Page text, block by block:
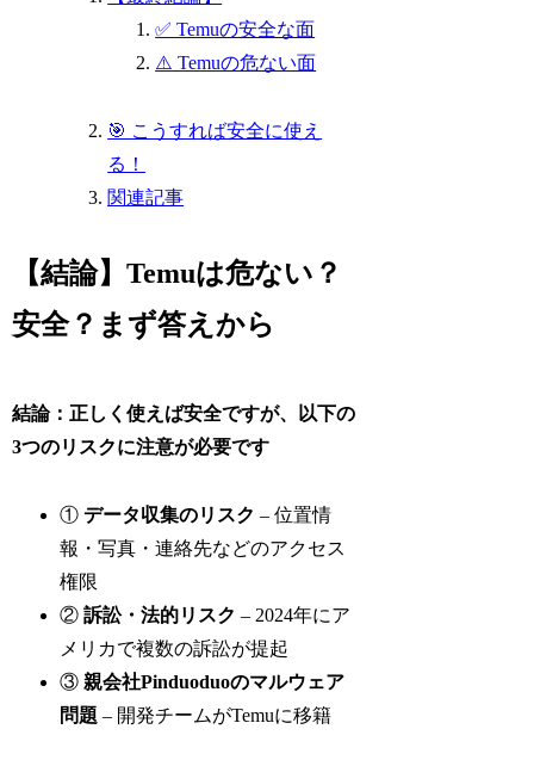
✅ Temuの安全な面
⚠️ Temuの危ない面
🎯 こうすれば安全に使え
る！
関連記事
【結論】Temuは危ない？
安全？まず答えから
結論：正しく使えば安全ですが、以下の
3つのリスクに注意が必要です
①データ収集のリスク – 位置情
報・写真・連絡先などのアクセス
権限
②訴訟・法的リスク – 2024年にア
メリカで複数の訴訟が提起
③親会社Pinduoduoのマルウェア
問題 – 開発チームがTemuに移籍